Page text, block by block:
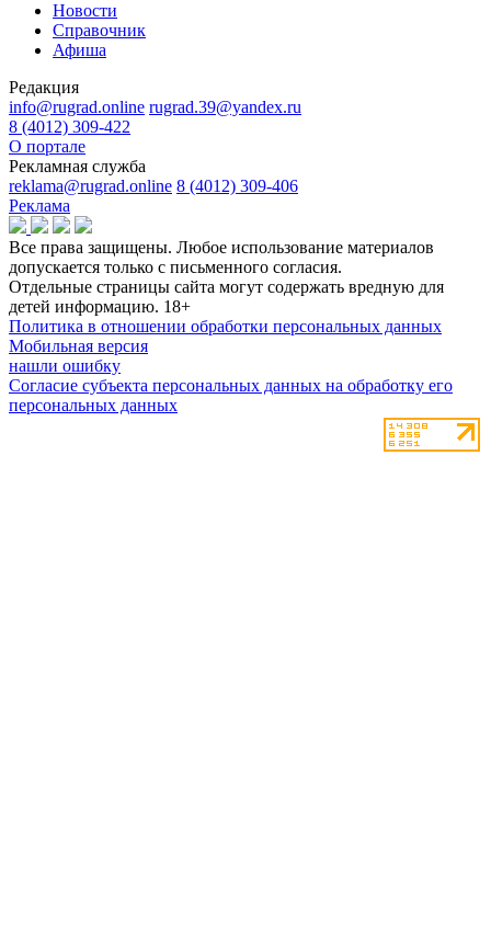
Новости
Справочник
Афиша
Редакция
info@rugrad.online rugrad.39@yandex.ru
8 (4012) 309-422
О портале
Рекламная служба
reklama@rugrad.online 8 (4012) 309-406
Реклама
Все права защищены. Любое использование материалов
допускается только с письменного согласия.
Отдельные страницы сайта могут содержать вредную для
детей информацию. 18+
Политика в отношении обработки персональных данных
Мобильная версия
нашли ошибку
Согласие субъекта персональных данных на обработку его
персональных данных